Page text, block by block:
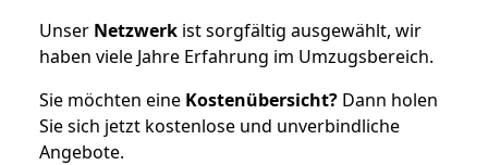
Unser Netzwerk ist sorgfältig ausgewählt, wir
haben viele Jahre Erfahrung im Umzugsbereich.
Sie möchten eine Kostenübersicht? Dann holen
Sie sich jetzt kostenlose und unverbindliche
Angebote.